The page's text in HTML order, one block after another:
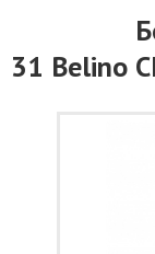
31 Belino